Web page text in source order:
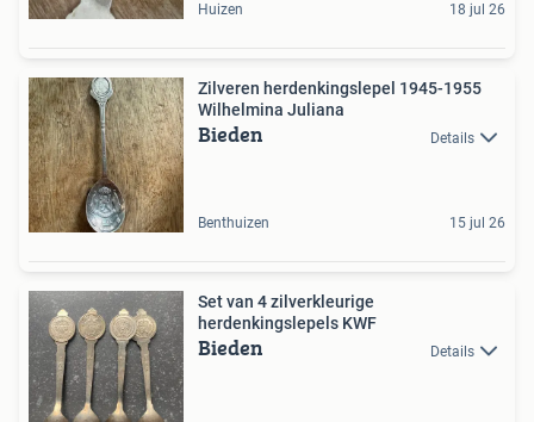
Huizen 18 jul 26
Zilveren herdenkingslepel 1945-1955
Wilhelmina Juliana
Bieden Details
Benthuizen 15 jul 26
Set van 4 zilverkleurige
herdenkingslepels KWF
Bieden Details